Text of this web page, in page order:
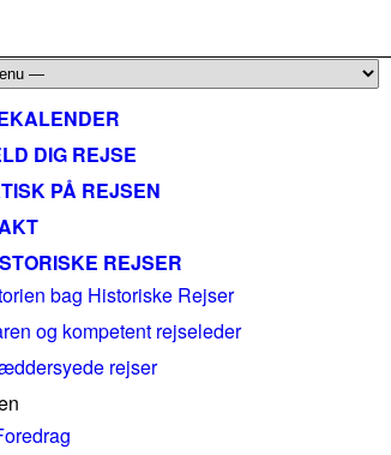
DIG REJSE
PÅ REJSEN
REJSER
bag Historiske Rejser
og kompetent rejseleder
rejser